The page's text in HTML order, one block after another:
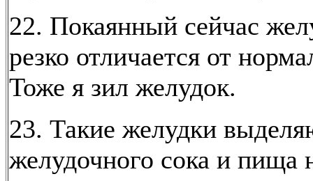
22. Покаянный сейчас
резко отличается от
Тоже я зил желудок.
23. Такие желудки
желудочного сока и пища